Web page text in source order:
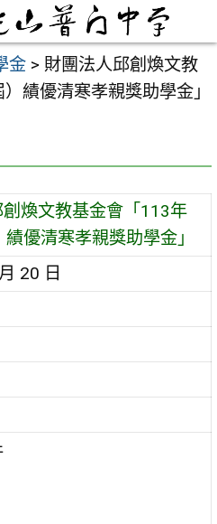
金 > 財團法人邱創煥文教
績優清寒孝親獎助學金」
煥文教基金會「113年
績優清寒孝親獎助學金」
20 日